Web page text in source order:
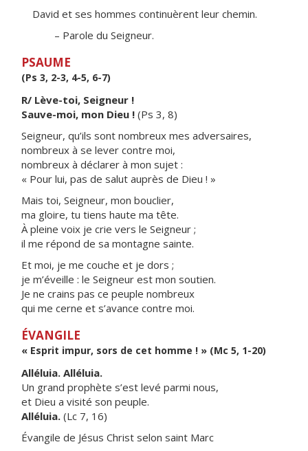
David et ses hommes continuèrent leur chemin.
– Parole du Seigneur.
PSAUME
(Ps 3, 2-3, 4-5, 6-7)
R/ Lève-toi, Seigneur !
Sauve-moi, mon Dieu ! (Ps 3, 8)
Seigneur, qu’ils sont nombreux mes adversaires,
nombreux à se lever contre moi,
nombreux à déclarer à mon sujet :
« Pour lui, pas de salut auprès de Dieu ! »
Mais toi, Seigneur, mon bouclier,
ma gloire, tu tiens haute ma tête.
À pleine voix je crie vers le Seigneur ;
il me répond de sa montagne sainte.
Et moi, je me couche et je dors ;
je m’éveille : le Seigneur est mon soutien.
Je ne crains pas ce peuple nombreux
qui me cerne et s’avance contre moi.
ÉVANGILE
« Esprit impur, sors de cet homme ! » (Mc 5, 1-20)
Alléluia. Alléluia.
Un grand prophète s’est levé parmi nous,
et Dieu a visité son peuple.
Alléluia. (Lc 7, 16)
Évangile de Jésus Christ selon saint Marc